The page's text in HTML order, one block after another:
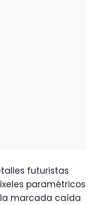
futuristas
paramétricos
la marcada caída